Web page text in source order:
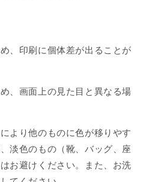
、印刷に個体差が出ることが
、画面上の見た目と異なる場
より他のものに色が移りやす
淡色のもの（靴、バッグ、座
お避けください。また、お洗